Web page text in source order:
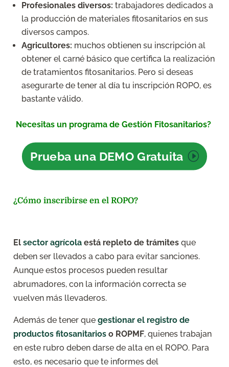
Profesionales diversos: trabajadores dedicados a
la producción de materiales fitosanitarios en sus
diversos campos.
Agricultores: muchos obtienen su inscripción al
obtener el carné básico que certifica la realización
de tratamientos fitosanitarios. Pero si deseas
asegurarte de tener al día tu inscripción ROPO, es
bastante válido.
Necesitas un programa de Gestión Fitosanitarios?
Prueba una DEMO Gratuita
¿Cómo inscribirse en el ROPO?
Elsector agrícola está repleto de trámites que
deben ser llevados a cabo para evitar sanciones.
Aunque estos procesos pueden resultar
abrumadores, con la información correcta se
vuelven más llevaderos.
Además de tener quegestionar el registro de
productos fitosanitarios o ROPMF, quienes trabajan
en este rubro deben darse de alta en el ROPO. Para
esto, es necesario que te informes del